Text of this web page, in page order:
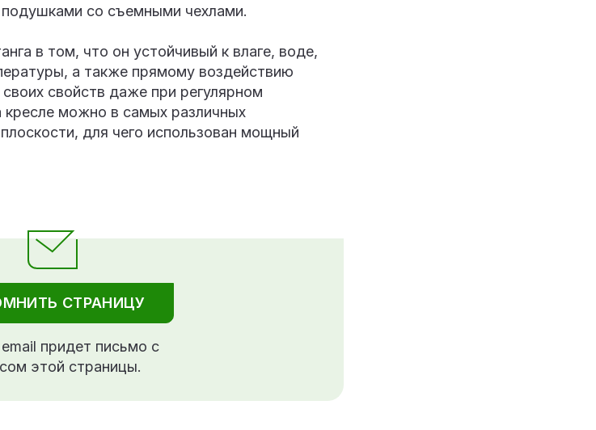
со съемными чехлами.
в том, что он устойчивый к влаге, воде,
а также прямому воздействию
свойств даже при регулярном
кресле можно в самых различных
для чего использован мощный
СТРАНИЦУ
придет письмо с
этой страницы.